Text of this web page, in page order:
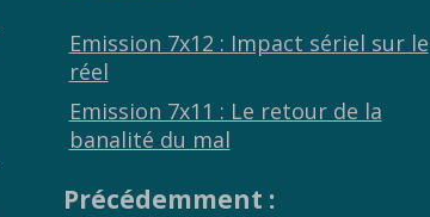
Emission 7x12 : Impact sériel sur le
réel
Emission 7x11 : Le retour de la
banalité du mal
Précédemment :